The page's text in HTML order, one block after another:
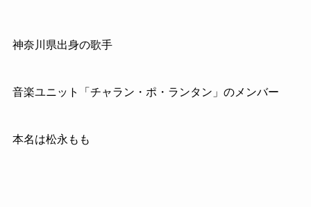
神奈川県出身の歌手
音楽ユニット「チャラン・ポ・ランタン」のメンバー
本名は松永もも